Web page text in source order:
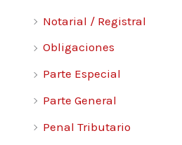
Notarial / Registral
Obligaciones
Parte Especial
Parte General
Penal Tributario